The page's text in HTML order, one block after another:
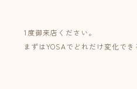
⁡1度御来店ください。⁡
まずはYOSAでどれだけ変化で